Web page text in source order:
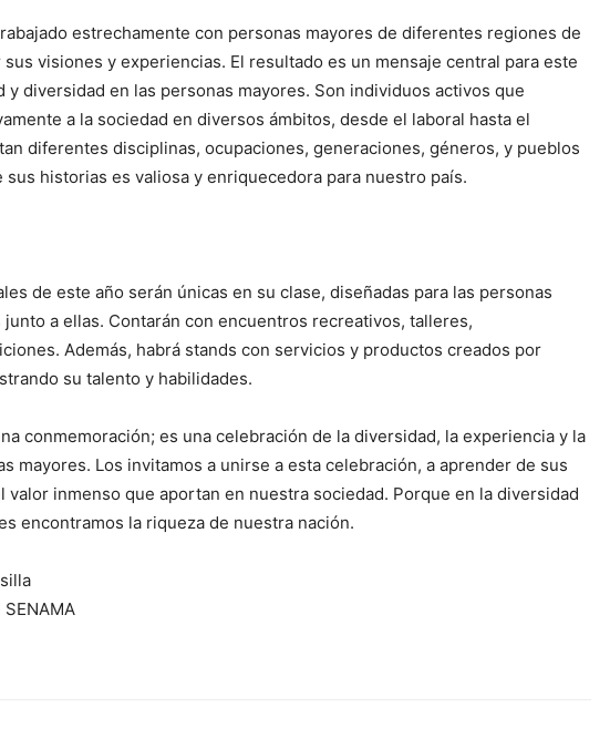
estrechamente con personas mayores de diferentes regiones de
visiones y experiencias. El resultado es un mensaje central para este
y diversidad en las personas mayores. Son individuos activos que
a la sociedad en diversos ámbitos, desde el laboral hasta el
diferentes disciplinas, ocupaciones, generaciones, géneros, y pueblos
sus historias es valiosa y enriquecedora para nuestro país.
de este año serán únicas en su clase, diseñadas para las personas
junto a ellas. Contarán con encuentros recreativos, talleres,
Además, habrá stands con servicios y productos creados por
su talento y habilidades.
conmemoración; es una celebración de la diversidad, la experiencia y la
mayores. Los invitamos a unirse a esta celebración, a aprender de sus
valor inmenso que aportan en nuestra sociedad. Porque en la diversidad
encontramos la riqueza de nuestra nación.